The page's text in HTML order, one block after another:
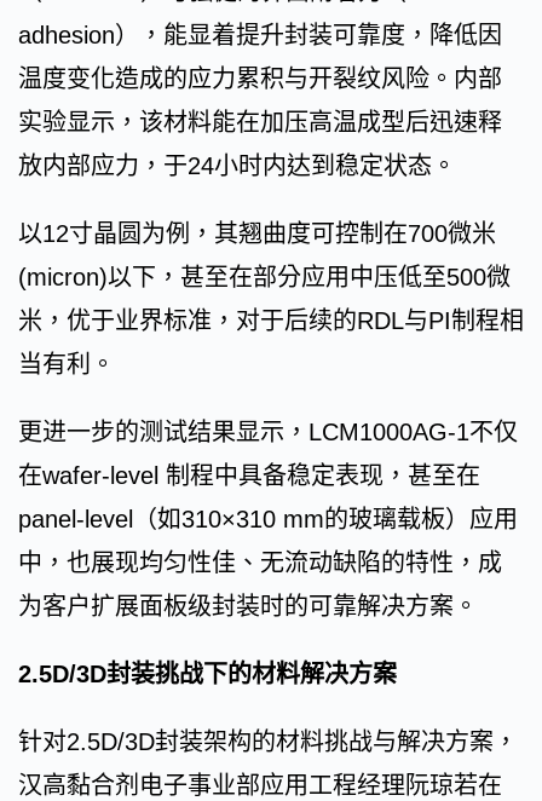
adhesion），能显着提升封装可靠度，降低因
温度变化造成的应力累积与开裂纹风险。内部
实验显示，该材料能在加压高温成型后迅速释
放内部应力，于24小时内达到稳定状态。
以12寸晶圆为例，其翘曲度可控制在700微米
(micron)以下，甚至在部分应用中压低至500微
米，优于业界标准，对于后续的RDL与PI制程相
当有利。
更进一步的测试结果显示，LCM1000AG-1不仅
在wafer-level 制程中具备稳定表现，甚至在
panel-level（如310×310 mm的玻璃载板）应用
中，也展现均匀性佳、无流动缺陷的特性，成
为客户扩展面板级封装时的可靠解决方案。
2.5D/3D封装挑战下的材料解决方案
针对2.5D/3D封装架构的材料挑战与解决方案，
汉高黏合剂电子事业部应用工程经理阮琼若在